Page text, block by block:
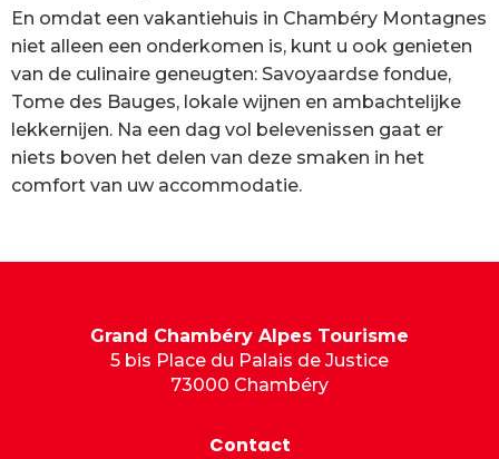
En omdat een vakantiehuis in Chambéry Montagnes
niet alleen een onderkomen is, kunt u ook genieten
van de culinaire geneugten: Savoyaardse fondue,
Tome des Bauges, lokale wijnen en ambachtelijke
lekkernijen. Na een dag vol belevenissen gaat er
niets boven het delen van deze smaken in het
comfort van uw accommodatie.
Grand Chambéry Alpes Tourisme
5 bis Place du Palais de Justice
73000 Chambéry
Contact